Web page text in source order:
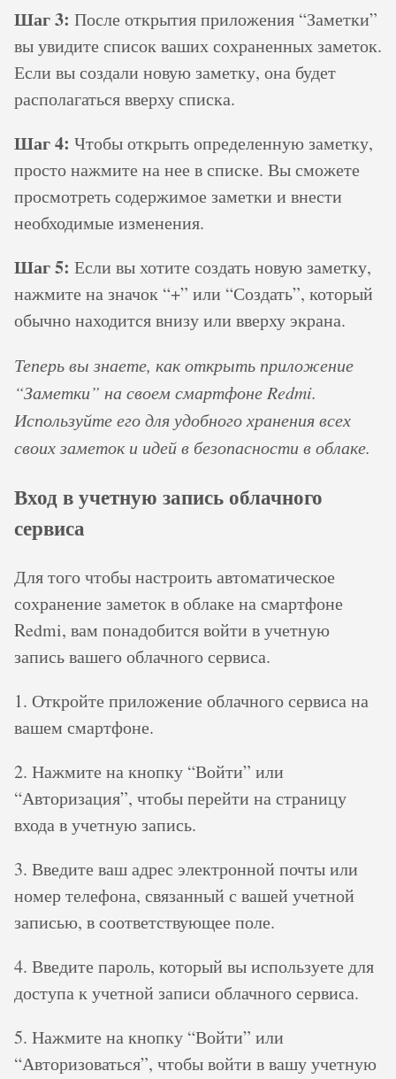
Шаг 3: После открытия приложения “Заметки”
вы увидите список ваших сохраненных заметок.
Если вы создали новую заметку, она будет
располагаться вверху списка.
Шаг 4: Чтобы открыть определенную заметку,
просто нажмите на нее в списке. Вы сможете
просмотреть содержимое заметки и внести
необходимые изменения.
Шаг 5: Если вы хотите создать новую заметку,
нажмите на значок “+” или “Создать”, который
обычно находится внизу или вверху экрана.
Теперь вы знаете, как открыть приложение
“Заметки” на своем смартфоне Redmi.
Используйте его для удобного хранения всех
своих заметок и идей в безопасности в облаке.
Вход в учетную запись облачного
сервиса
Для того чтобы настроить автоматическое
сохранение заметок в облаке на смартфоне
Redmi, вам понадобится войти в учетную
запись вашего облачного сервиса.
1. Откройте приложение облачного сервиса на
вашем смартфоне.
2. Нажмите на кнопку “Войти” или
“Авторизация”, чтобы перейти на страницу
входа в учетную запись.
3. Введите ваш адрес электронной почты или
номер телефона, связанный с вашей учетной
записью, в соответствующее поле.
4. Введите пароль, который вы используете для
доступа к учетной записи облачного сервиса.
5. Нажмите на кнопку “Войти” или
“Авторизоваться”, чтобы войти в вашу учетную